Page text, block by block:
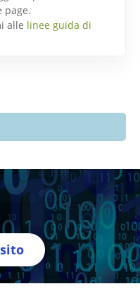
page.
alle linee guida di